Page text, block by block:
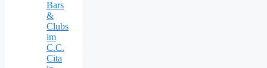
Bars
&
Clubs
im
C.C.
Cita